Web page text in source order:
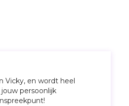
Vicky, en wordt heel
jouw persoonlijk